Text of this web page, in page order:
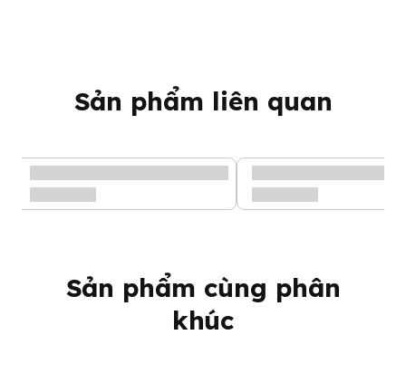
Sản phẩm liên quan
Sản phẩm cùng phân
khúc